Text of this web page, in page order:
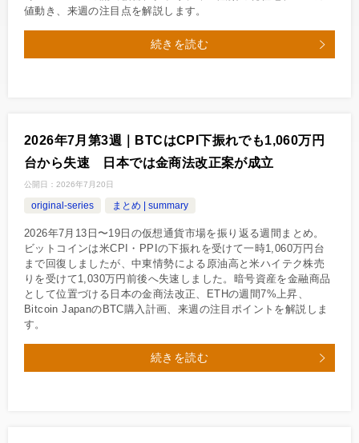
値動き、来週の注目点を解説します。
続きを読む
2026年7月第3週｜BTCはCPI下振れでも1,060万円
台から失速 日本では金商法改正案が成立
公開日： 2026年7月20日
original-series まとめ | summary
2026年7月13日〜19日の仮想通貨市場を振り返る週間まとめ。
ビットコインは米CPI・PPIの下振れを受けて一時1,060万円台
まで回復しましたが、中東情勢による原油高と米ハイテク株売
りを受けて1,030万円前後へ失速しました。暗号資産を金融商品
として位置づける日本の金商法改正、ETHの週間7%上昇、
Bitcoin JapanのBTC購入計画、来週の注目ポイントを解説しま
す。
続きを読む